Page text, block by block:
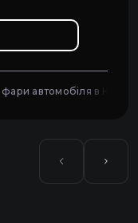
автомобіля в Києві